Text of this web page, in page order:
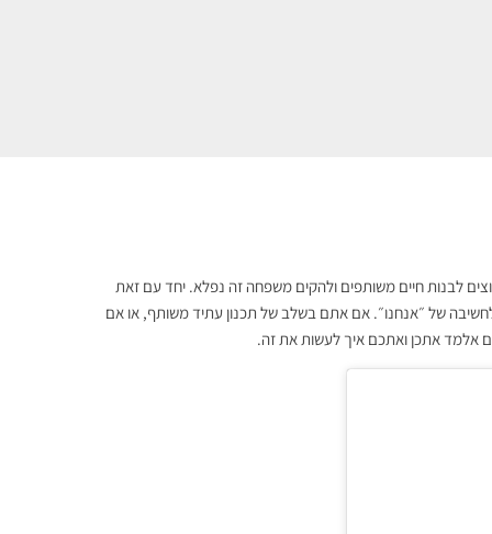
לבנות חיים משותפים ולהקים משפחה זה נפלא. יחד עם זאת
של ״אנחנו״. אם אתם בשלב של תכנון עתיד משותף, או אם
אלמד אתכן ואתכם איך לעשות את זה.